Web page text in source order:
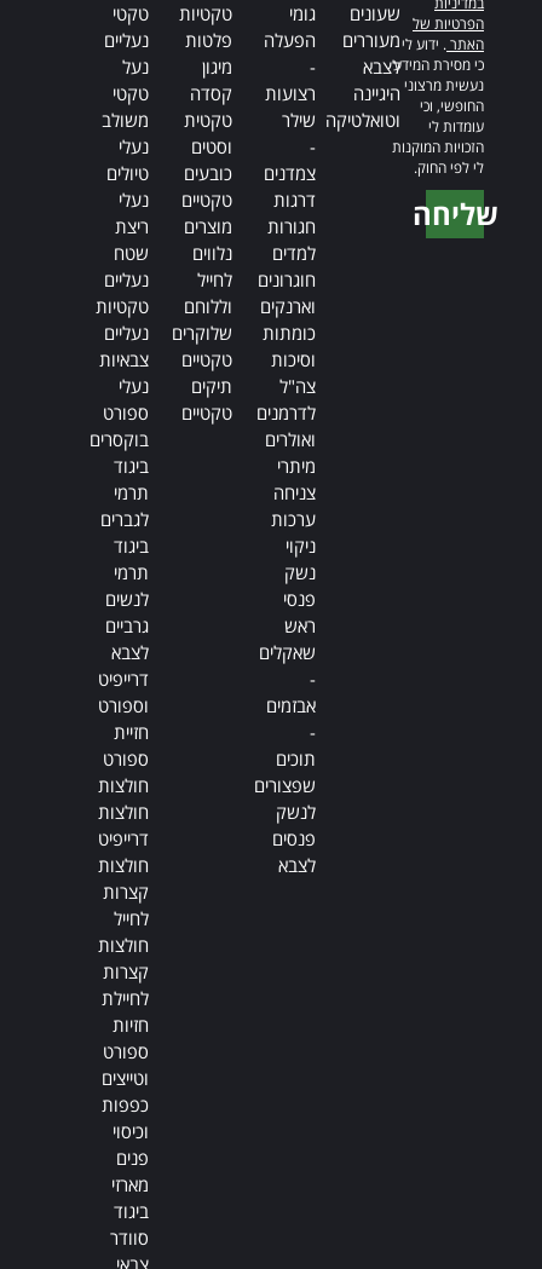
הפרטיות של
האתר. ידוע לי
כי מסירת המידע
נעשית מרצוני
החופשי, וכי
עומדות לי
הזכויות המוקנות
לי לפי החוק.
שליחה
שעונים
מעוררים
לצבא
היגיינה
וטואלטיקה
גומי
הפעלה
-
רצועות
שילר
-
צמדנים
דרגות
חגורות
למדים
חוגרונים
וארנקים
כומתות
וסיכות
צה"ל
לדרמנים
ואולרים
מיתרי
צניחה
ערכות
ניקוי
נשק
פנסי
ראש
שאקלים
-
אבזמים
-
תוכים
שפצורים
לנשק
פנסים
לצבא
טקטיות
פלטות
מיגון
קסדה
טקטית
וסטים
כובעים
טקטיים
מוצרים
נלווים
לחייל
וללוחם
שלוקרים
טקטיים
תיקים
טקטיים
טקטי
נעליים
נעל
טקטי
משולב
נעלי
טיולים
נעלי
ריצת
שטח
נעליים
טקטיות
נעליים
צבאיות
נעלי
ספורט
בוקסרים
ביגוד
תרמי
לגברים
ביגוד
תרמי
לנשים
גרביים
לצבא
דרייפיט
וספורט
חזיית
ספורט
חולצות
חולצות
דרייפיט
חולצות
קצרות
לחייל
חולצות
קצרות
לחיילת
חזיות
ספורט
וטייצים
כפפות
וכיסוי
פנים
מארזי
ביגוד
סוודר